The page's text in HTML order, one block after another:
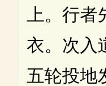
上。行
衣。次入
五轮投地